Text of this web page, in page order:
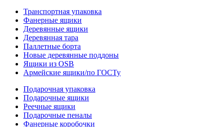
Транспортная упаковка
Фанерные ящики
Деревянные ящики
Деревянная тара
Паллетные борта
Новые деревянные поддоны
Ящики из OSB
Армейские ящики/по ГОСТу
Подарочная упаковка
Подарочные ящики
Реечные ящики
Подарочные пеналы
Фанерные коробочки